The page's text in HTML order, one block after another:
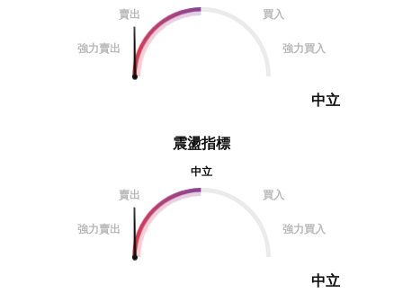
震盪指標
中立
賣出
買入
強力賣出 強力買入
中立
賣出 買入
強力賣出 強力買入
中立